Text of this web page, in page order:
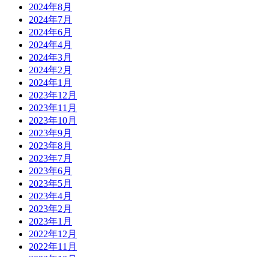
2024年8月
2024年7月
2024年6月
2024年4月
2024年3月
2024年2月
2024年1月
2023年12月
2023年11月
2023年10月
2023年9月
2023年8月
2023年7月
2023年6月
2023年5月
2023年4月
2023年2月
2023年1月
2022年12月
2022年11月